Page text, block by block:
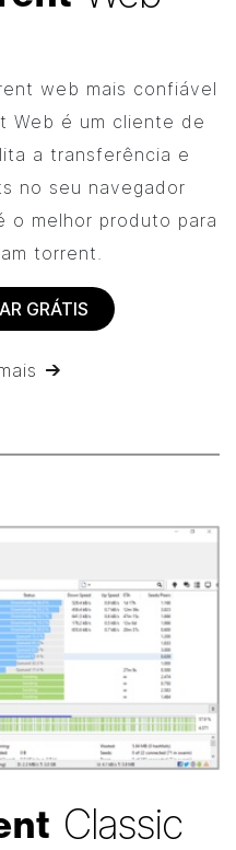
web mais confiável
Web é um cliente de
a transferência e
no seu navegador
o melhor produto para
torrent.
GRÁTIS
Classic